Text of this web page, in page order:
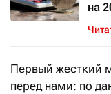
на
Первый жесткий
перед нами: по